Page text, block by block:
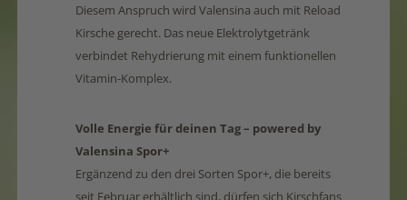
Diesem Anspruch wird Valensina auch mit Reload
Kirsche gerecht. Das neue Elektrolytgetränk
verbindet Rehydrierung mit einem funktionellen
Vitamin-Komplex.
Volle Energie für deinen Tag – powered by
Valensina Spor+
Ergänzend zu den drei Sorten Spor+, die bereits
seit Februar erhältlich sind, dürfen sich Kirschfans